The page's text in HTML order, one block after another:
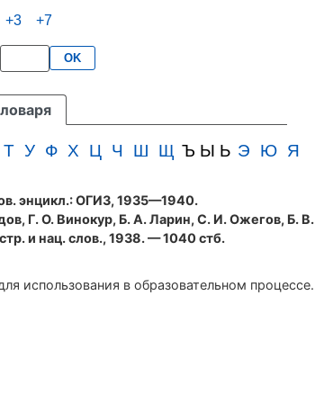
+3 +7
OK
Т У Ф Х Ц Ч Ш Щ Ъ Ы Ь Э Ю Я
энцикл.: ОГИЗ, 1935—1940.
Г. О. Винокур, Б. А. Ларин, С. И. Ожегов, Б. В.
и нац. слов., 1938. — 1040 стб.
использования в образовательном процессе.